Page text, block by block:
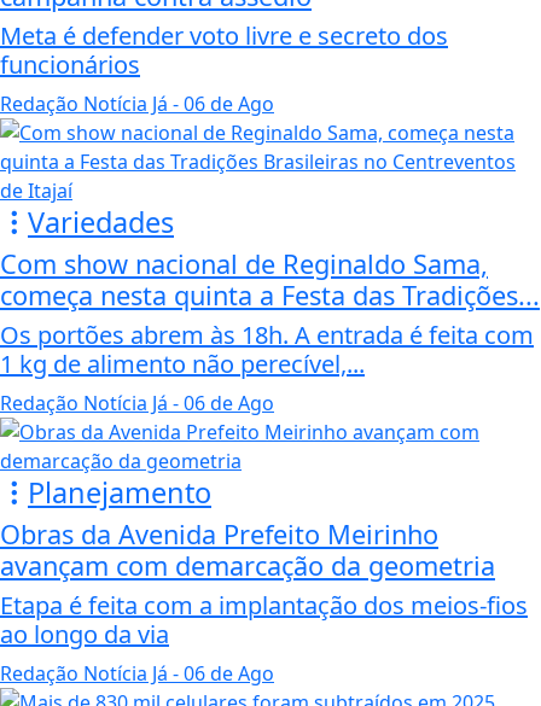
Meta é defender voto livre e secreto dos
funcionários
Redação Notícia Já - 06 de Ago
Variedades
Com show nacional de Reginaldo Sama,
começa nesta quinta a Festa das Tradições...
Os portões abrem às 18h. A entrada é feita com
1 kg de alimento não perecível,...
Redação Notícia Já - 06 de Ago
Planejamento
Obras da Avenida Prefeito Meirinho
avançam com demarcação da geometria
Etapa é feita com a implantação dos meios-fios
ao longo da via
Redação Notícia Já - 06 de Ago